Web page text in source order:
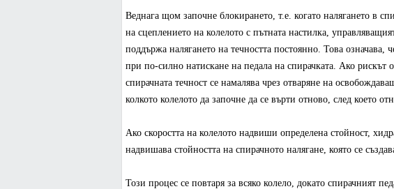
Веднага щом започне блокирането, т.е. когато налягането в
на сцеплението на колелото с пътната настилка,
поддържа налягането на течността постоянно. Това означава,
при по-силно натискане на педала на спирачката. Ако рискът
спирачната течност се намалява чрез отваряне на
колкото колелото да започне да се върти отново, след което
Ако скоростта на колелото надвиши определена стойност,
надвишава стойността на спирачното налягане, която се
Този процес се повтаря за всяко колело, докато спирачният